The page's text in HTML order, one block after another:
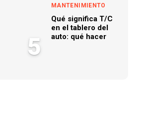
5
MANTENIMIENTO
Qué significa T/C
en el tablero del
auto: qué hacer